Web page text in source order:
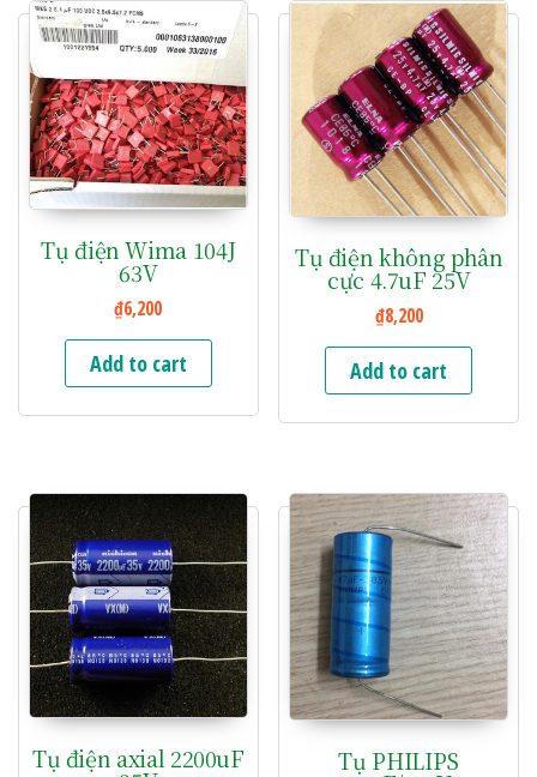
Tụ điện Wima 104J
63V
₫6,200
Add to cart
Tụ điện không phân
cực 4.7uF 25V
₫8,200
Add to cart
Tụ điện axial 2200uF Tụ PHILIPS